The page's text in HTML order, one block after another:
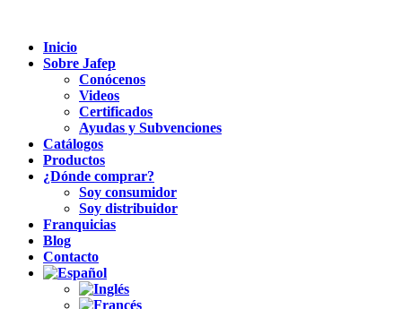
Inicio
Sobre Jafep
Conócenos
Videos
Certificados
Ayudas y Subvenciones
Catálogos
Productos
¿Dónde comprar?
Soy consumidor
Soy distribuidor
Franquicias
Blog
Contacto